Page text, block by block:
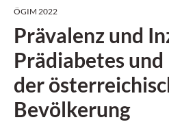
ÖGIM 2022
Prävalenz und
Prädiabetes
der
Bevölkerung